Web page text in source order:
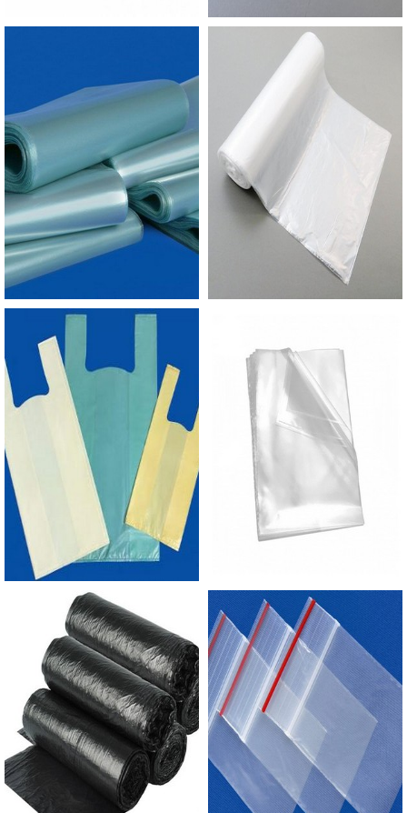
sigilosos, documentos bancários e talões de
cheque, por exemplo.O envelope de plástico para
E-commerce pode ser fabricado com ativos
oxibiodegradáveis. Nesta opção, a embalagem se
decompõe em um curto espaço de tempo (seis
meses) na natureza, enquanto que embalagens
comuns podem levar até 100 anos. GARANTIA
DE ALTA EFICIÊNCIA EM SACO E-COMMERCEA
Empório do Plástico passou a contratar a
produção com fábricas ainda mais modernas e
custos reduzidos. Aumentando, assim, o mix de
sacos a pronta entrega e venda fracionada, até
informações, basta solicitar um orçamento..